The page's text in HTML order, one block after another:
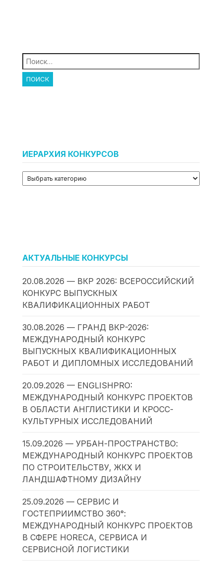
Найти:
ИЕРАРХИЯ КОНКУРСОВ
АКТУАЛЬНЫЕ КОНКУРСЫ
20.08.2026 — ВКР 2026: ВСЕРОССИЙСКИЙ
КОНКУРС ВЫПУСКНЫХ
КВАЛИФИКАЦИОННЫХ РАБОТ
30.08.2026 — ГРАНД ВКР-2026:
МЕЖДУНАРОДНЫЙ КОНКУРС
ВЫПУСКНЫХ КВАЛИФИКАЦИОННЫХ
РАБОТ И ДИПЛОМНЫХ ИССЛЕДОВАНИЙ
20.09.2026 — ENGLISHPRO:
МЕЖДУНАРОДНЫЙ КОНКУРС ПРОЕКТОВ
В ОБЛАСТИ АНГЛИСТИКИ И КРОСС-
КУЛЬТУРНЫХ ИССЛЕДОВАНИЙ
15.09.2026 — УРБАН-ПРОСТРАНСТВО:
МЕЖДУНАРОДНЫЙ КОНКУРС ПРОЕКТОВ
ПО СТРОИТЕЛЬСТВУ, ЖКХ И
ЛАНДШАФТНОМУ ДИЗАЙНУ
25.09.2026 — СЕРВИС И
ГОСТЕПРИИМСТВО 360°:
МЕЖДУНАРОДНЫЙ КОНКУРС ПРОЕКТОВ
В СФЕРЕ HORECA, СЕРВИСА И
СЕРВИСНОЙ ЛОГИСТИКИ